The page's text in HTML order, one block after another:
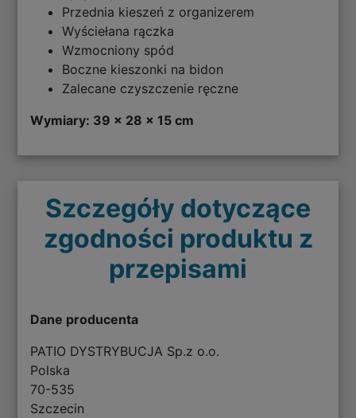
Przednia kieszeń z organizerem
Wyściełana rączka
Wzmocniony spód
Boczne kieszonki na bidon
Zalecane czyszczenie ręczne
Wymiary: 39 x 28 x 15 cm
Szczegóły dotyczące
zgodności produktu z
przepisami
Dane producenta
PATIO DYSTRYBUCJA Sp.z o.o.
Polska
70-535
Szczecin